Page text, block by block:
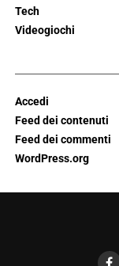
Tech
Videogiochi
Accedi
Feed dei contenuti
Feed dei commenti
WordPress.org